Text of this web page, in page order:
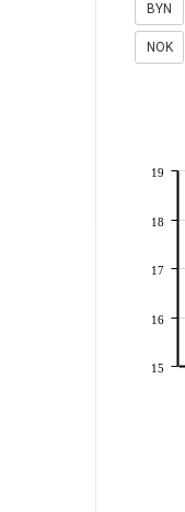
BYN
NOK
15
16
17
18
19